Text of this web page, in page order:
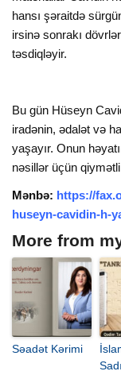
hansı şəraitdə
irsinə sonrakı
təsdiqləyir.
Bu gün Hüseyn
iradənin, ədalət və
yaşayır. Onun
nəsillər üçün
Mənbə: https://
huseyn-cavidin-h-
More from
Səadət Kərimi